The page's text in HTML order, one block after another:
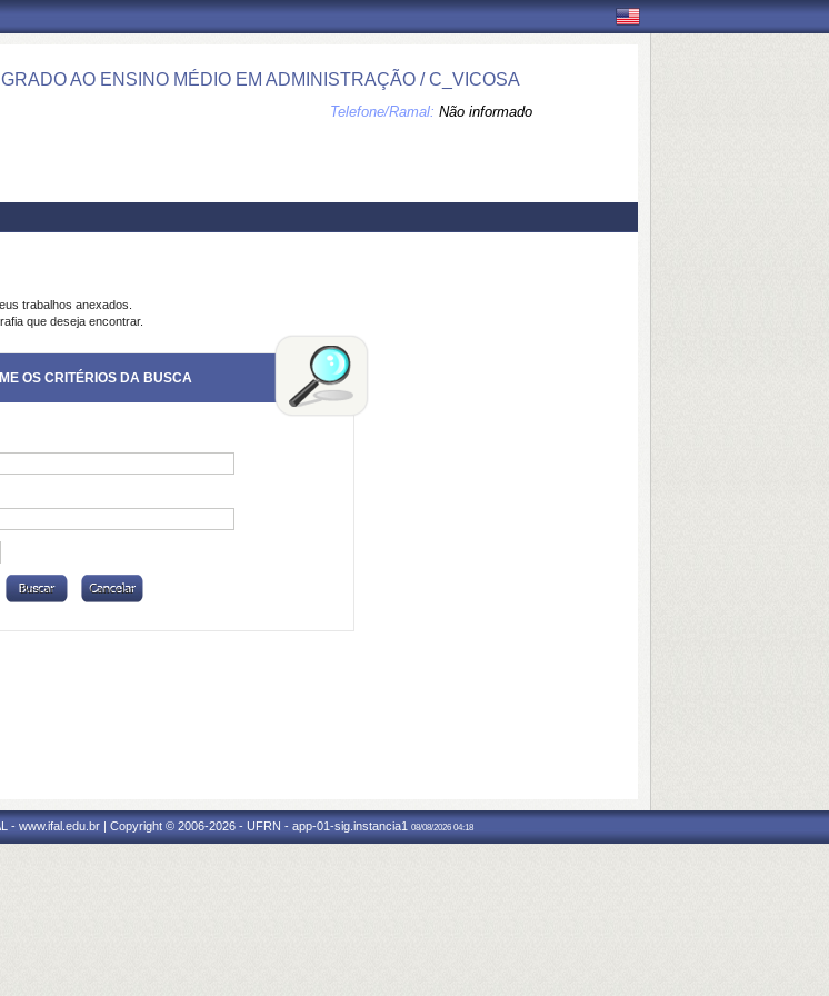
AO ENSINO MÉDIO EM ADMINISTRAÇÃO / C_VICOSA
Telefone/Ramal: Não informado
trabalhos anexados.
que deseja encontrar.
OS CRITÉRIOS DA BUSCA
- www.ifal.edu.br | Copyright © 2006-2026 - UFRN - app-01-sig.instancia1 08/08/2026 04:18